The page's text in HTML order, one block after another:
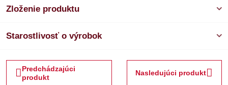
Zloženie produktu
Starostlivosť o výrobok
Predchádzajúci
produkt
Nasledujúci produkt